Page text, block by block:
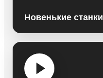
Новенькие станки